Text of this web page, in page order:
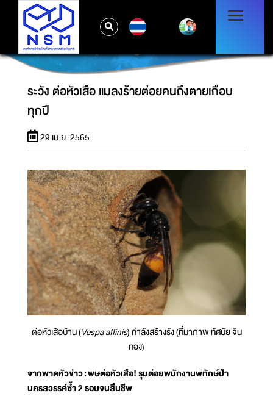
ระวัง ต่อหัวเสือ แมลงร้ายต่อยคนถึงตายเกือบทุก
ปี
ระวัง ต่อหัวเสือ แมลงร้ายต่อยคนถึงตายเกือบ
ทุกปี
29 เม.ย. 2565
ต่อหัวเสือบ้าน (Vespa affinis) กำลังสร้างรัง (ที่มาภาพ ทัศนัย จีน
ทอง)
จากพาดหัวข่าว: พิษต่อหัวเสือ! รุมต่อยพนักงานพิทักษ์ป่า
นครสวรรค์ซ้ำ 2 รอบจนสิ้นชีพ